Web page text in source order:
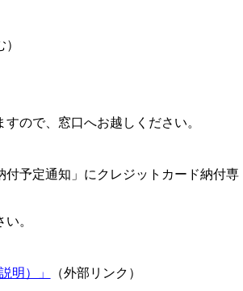
ので、窓口へお越しください。
予定通知」にクレジットカード納付専
。
明）」
（外部リンク）